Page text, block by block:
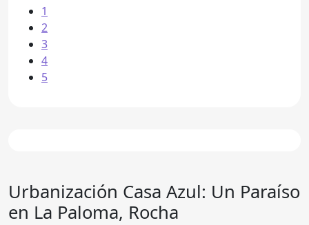
1
2
3
4
5
Urbanización Casa Azul: Un Paraíso
en La Paloma, Rocha